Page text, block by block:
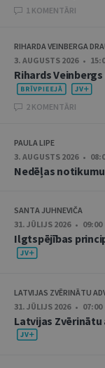
1 KOMENTĀRI
RIHARDA VEINBERGA
3. AUGUSTS 2026 •
Rihards Veinbergs
2 KOMENTĀRI
PAULA LIPE
3. AUGUSTS 2026 •
Nedēļas
SANTA JUHNEVIČA
31. JŪLIJS 2026 • 09:00
Ilgtspējības
LATVIJAS ZVĒRINĀTU
31. JŪLIJS 2026 • 07:00
Latvijas